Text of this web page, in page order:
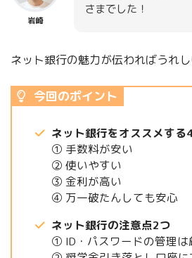
岩崎
さまでした！
ネット銀行の魅力が伝わればうれし
今回のポイント
ネット銀行をオススメする
① 手数料が安い
② 使いやすい
③ 金利が高い
④ 万一破たんしても安心
ネット銀行の注意点2つ
① ID・パスワードの管理は